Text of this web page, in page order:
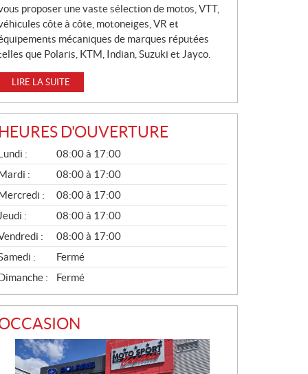
proposer une vaste sélection de motos, VTT,
côte à côte, motoneiges, VR et
mécaniques de marques réputées
que Polaris, KTM, Indian, Suzuki et Jayco.
LIRE LA SUITE
HEURES D'OUVERTURE
:
08:00 à 17:00
:
08:00 à 17:00
:
08:00 à 17:00
Jeudi :
08:00 à 17:00
:
08:00 à 17:00
:
Fermé
:
Fermé